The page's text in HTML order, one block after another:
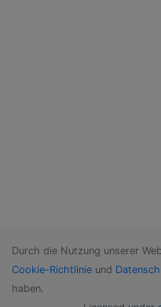
Durch die Nutzung unserer
Cookie-Richtlinie und
haben.